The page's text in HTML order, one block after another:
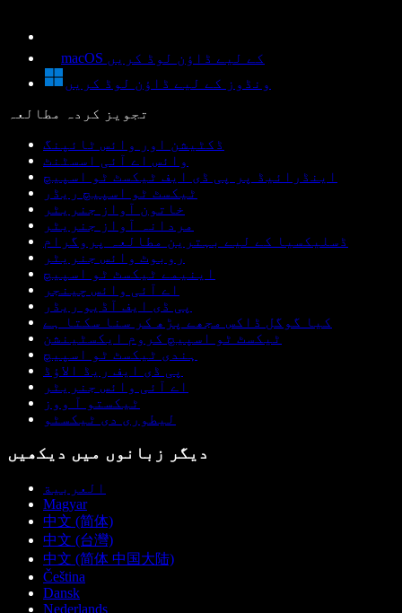
macOS کے لیے ڈاؤن لوڈ کریں
ونڈوز کے لیے ڈاؤن لوڈ کریں
تجویز کردہ مطالعہ
ڈکٹیشن اور وائس ٹائپنگ
وائس اے آئی اسسٹنٹ
اینڈرائیڈ پر پی ڈی ایف ٹیکسٹ ٹو اسپیچ
ٹیکسٹ ٹو اسپیچ ریڈر
خاتون آواز جنریٹر
مردانہ آواز جنریٹر
ڈسلیکسیا کے لیے بہترین مطالعہ پروگرام
روبوٹ وائس جنریٹر
اینیمے ٹیکسٹ ٹو اسپیچ
اے آئی وائس چینجر
پی ڈی ایف آڈیو ریڈر
کیا گوگل ڈاکس مجھے پڑھ کر سنا سکتا ہے
ٹیکسٹ ٹو اسپیچ کروم ایکسٹینشن
ہندی ٹیکسٹ ٹو اسپیچ
پی ڈی ایف ریڈ الاؤڈ
اے آئی وائس جنریٹر
ٹیکستو آ ووز
لیطوری دی ٹیکسٹو
دیگر زبانوں میں دیکھیں
العربية
Magyar
中文 (简体)
中文 (台灣)
中文 (简体 中国大陆)
Čeština
Dansk
Nederlands